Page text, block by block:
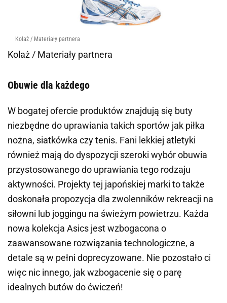
Kolaż / Materiały partnera
Kolaż / Materiały partnera
Obuwie dla każdego
W bogatej ofercie produktów znajdują się buty
niezbędne do uprawiania takich sportów jak piłka
nożna, siatkówka czy tenis. Fani lekkiej atletyki
również mają do dyspozycji szeroki wybór obuwia
przystosowanego do uprawiania tego rodzaju
aktywności. Projekty tej japońskiej marki to także
doskonała propozycja dla zwolenników rekreacji na
siłowni lub joggingu na świeżym powietrzu. Każda
nowa kolekcja Asics jest wzbogacona o
zaawansowane rozwiązania technologiczne, a
detale są w pełni doprecyzowane. Nie pozostało ci
więc nic innego, jak wzbogacenie się o parę
idealnych butów do ćwiczeń!